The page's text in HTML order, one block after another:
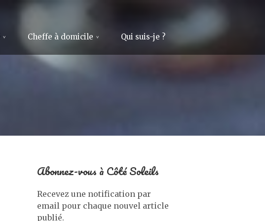
Cheffe à domicile Qui suis-je ?
Abonnez-vous à Côté Soleils
Recevez une notification par
email pour chaque nouvel article
publié.